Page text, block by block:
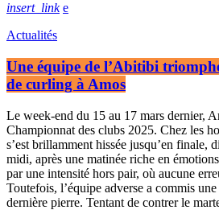
insert_link
Actualités
Une équipe de l’Abitibi
de curling à Amos
Le week-end du 15 au 17 mars dernier,
Championnat des clubs 2025. Chez les
s’est brillamment hissée jusqu’en finale,
midi, après une matinée riche en
par une intensité hors pair, où aucune
Toutefois, l’équipe adverse a commis
dernière pierre. Tentant de contrer le